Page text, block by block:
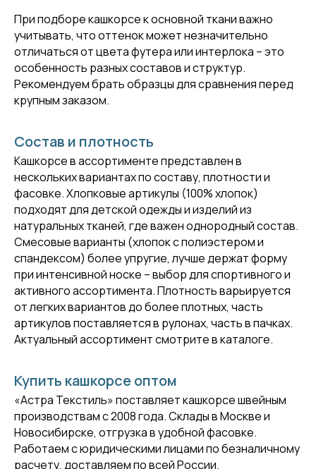
При подборе кашкорсе к основной ткани важно
учитывать, что оттенок может незначительно
отличаться от цвета футера или интерлока – это
особенность разных составов и структур.
Рекомендуем брать образцы для сравнения перед
крупным заказом.
Состав и плотность
Кашкорсе в ассортименте представлен в
нескольких вариантах по составу, плотности и
фасовке. Хлопковые артикулы (100% хлопок)
подходят для детской одежды и изделий из
натуральных тканей, где важен однородный состав.
Смесовые варианты (хлопок с полиэстером и
спандексом) более упругие, лучше держат форму
при интенсивной носке – выбор для спортивного и
активного ассортимента. Плотность варьируется
от легких вариантов до более плотных, часть
артикулов поставляется в рулонах, часть в пачках.
Актуальный ассортимент смотрите в каталоге.
Купить кашкорсе оптом
«Астра Текстиль» поставляет кашкорсе швейным
производствам с 2008 года. Склады в Москве и
Новосибирске, отгрузка в удобной фасовке.
Работаем с юридическими лицами по безналичному
расчету, доставляем по всей России.